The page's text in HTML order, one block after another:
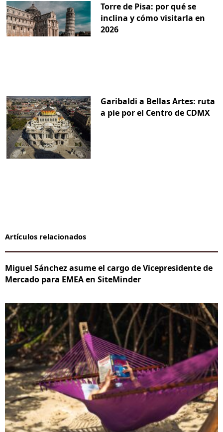
Torre de Pisa: por qué se
inclina y cómo visitarla en
2026
Garibaldi a Bellas Artes: ruta
a pie por el Centro de CDMX
Artículos relacionados
Miguel Sánchez asume el cargo de Vicepresidente de
Mercado para EMEA en SiteMinder